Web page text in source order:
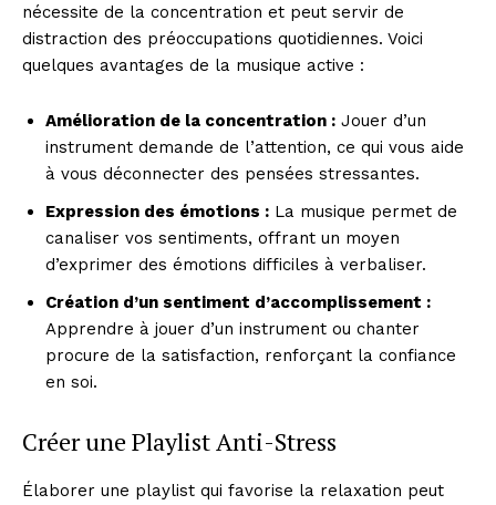
nécessite de la concentration et peut servir de
distraction des préoccupations quotidiennes. Voici
quelques avantages de la musique active :
Amélioration de la concentration : Jouer d’un
instrument demande de l’attention, ce qui vous aide
à vous déconnecter des pensées stressantes.
Expression des émotions : La musique permet de
canaliser vos sentiments, offrant un moyen
d’exprimer des émotions difficiles à verbaliser.
Création d’un sentiment d’accomplissement :
Apprendre à jouer d’un instrument ou chanter
procure de la satisfaction, renforçant la confiance
en soi.
Créer une Playlist Anti-Stress
Élaborer une playlist qui favorise la relaxation peut